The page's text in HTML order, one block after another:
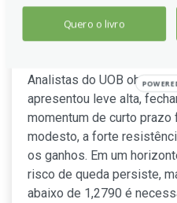
alta limitado
Dólar
Analistas do UOB
apresentou leve alta,
momentum de curto prazo
modesto, a forte
os ganhos. Em um
risco de queda persiste,
abaixo de 1,2790 é
Quero o livro